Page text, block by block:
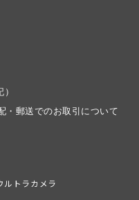
・郵送でのお取引について
ルトラカメラ